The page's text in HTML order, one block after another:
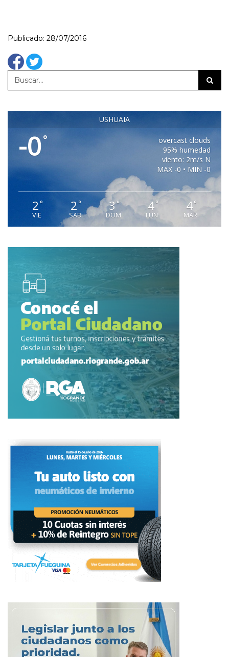
Publicado: 28/07/2016
USHUAIA
-0°
overcast clouds
95% humedad
viento: 2m/s N
MAX -0 • MIN -0
2°
VIE
2 °
SAB
3°
DOM
4°
LUN
4°
MAR